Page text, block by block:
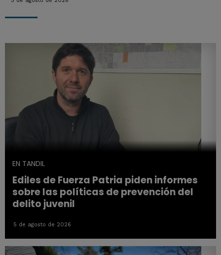
EN TANDIL
Ediles de Fuerza Patria piden informes
sobre las políticas de prevención del
delito juvenil
5 de agosto de 2026